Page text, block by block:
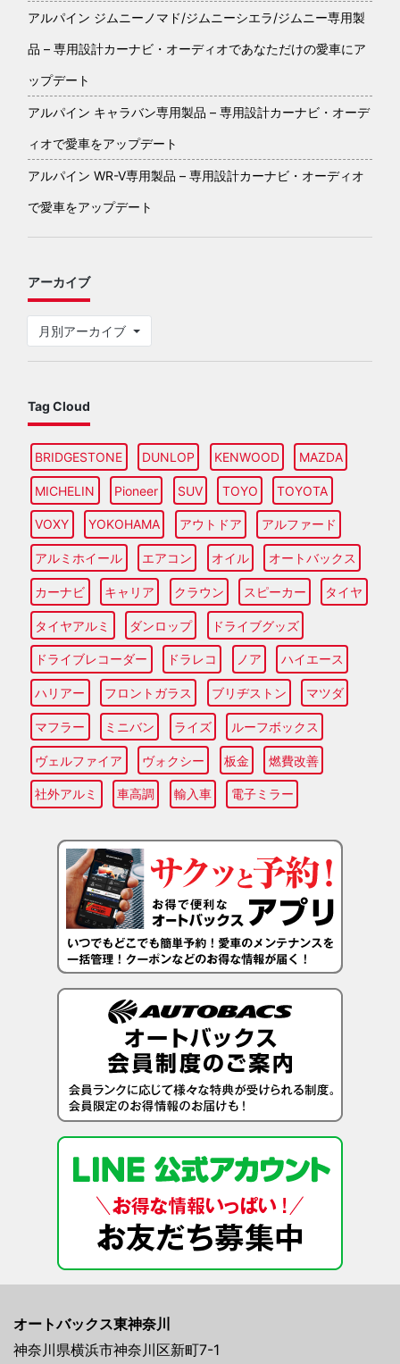
アルパイン ジムニーノマド/ジムニーシエラ/ジムニー専用製
品 – 専用設計カーナビ・オーディオであなただけの愛車にア
ップデート
アルパイン キャラバン専用製品 – 専用設計カーナビ・オーデ
ィオで愛車をアップデート
アルパイン WR-V専用製品 – 専用設計カーナビ・オーディオ
で愛車をアップデート
アーカイブ
月別アーカイブ
Tag Cloud
BRIDGESTONE DUNLOP KENWOOD MAZDA
MICHELIN Pioneer SUV TOYO TOYOTA
VOXY YOKOHAMA アウトドア アルファード
アルミホイール エアコン オイル オートバックス
カーナビ キャリア クラウン スピーカー タイヤ
タイヤアルミ ダンロップ ドライブグッズ
ドライブレコーダー ドラレコ ノア ハイエース
ハリアー フロントガラス ブリヂストン マツダ
マフラー ミニバン ライズ ルーフボックス
ヴェルファイア ヴォクシー 板金 燃費改善
社外アルミ 車高調 輸入車 電子ミラー
オートバックス東神奈川
神奈川県横浜市神奈川区新町7-1